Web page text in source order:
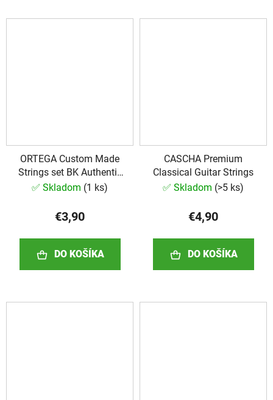
ORTEGA Custom Made
Strings set BK Authentic
Concert Ukulele 4 String
✅ Skladom (1 ks)
€3,90
DO KOŠÍKA
CASCHA Premium
Classical Guitar Strings
✅ Skladom (>5 ks)
€4,90
DO KOŠÍKA